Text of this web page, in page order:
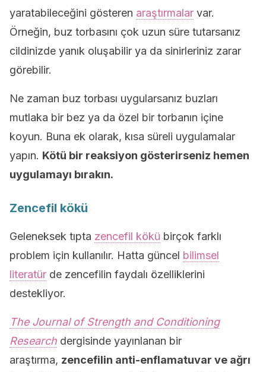
yaratabileceğini gösteren araştırmalar var.
Örneğin, buz torbasını çok uzun süre tutarsanız
cildinizde yanık oluşabilir ya da sinirleriniz zarar
görebilir.
Ne zaman buz torbası uygularsanız buzları
mutlaka bir bez ya da özel bir torbanın içine
koyun. Buna ek olarak, kısa süreli uygulamalar
yapın. Kötü bir reaksiyon gösterirseniz hemen
uygulamayı bırakın.
Zencefil kökü
Geleneksek tıpta zencefil kökü birçok farklı
problem için kullanılır. Hatta güncel bilimsel
literatür de zencefilin faydalı özelliklerini
destekliyor.
The Journal of Strength and Conditioning
Research dergisinde yayınlanan bir
araştırma, zencefilin anti-enflamatuvar ve ağrı